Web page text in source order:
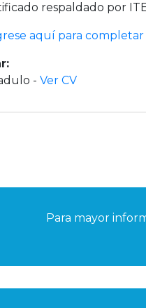
respaldado por
aquí para
- Ver CV
Para mayor